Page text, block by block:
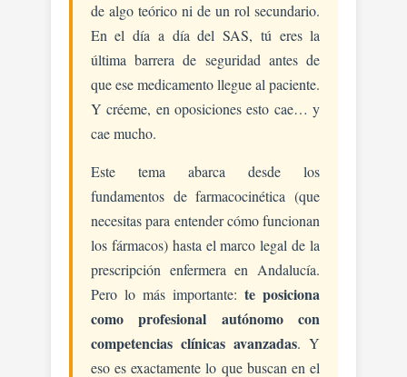
de algo teórico ni de un rol secundario.
En el día a día del SAS, tú eres la
última barrera de seguridad antes de
que ese medicamento llegue al paciente.
Y créeme, en oposiciones esto cae… y
cae mucho.
Este tema abarca desde los
fundamentos de farmacocinética (que
necesitas para entender cómo funcionan
los fármacos) hasta el marco legal de la
prescripción enfermera en Andalucía.
Pero lo más importante:te posiciona
como profesional autónomo con
competencias clínicas avanzadas. Y
eso es exactamente lo que buscan en el